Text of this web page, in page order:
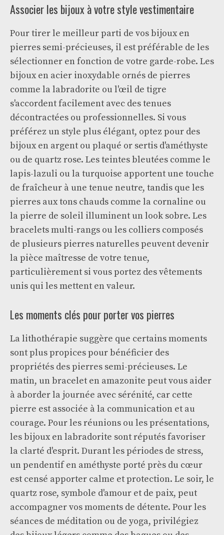
Associer les bijoux à votre style vestimentaire
Pour tirer le meilleur parti de vos bijoux en
pierres semi-précieuses, il est préférable de les
sélectionner en fonction de votre garde-robe. Les
bijoux en acier inoxydable ornés de pierres
comme la labradorite ou l'œil de tigre
s'accordent facilement avec des tenues
décontractées ou professionnelles. Si vous
préférez un style plus élégant, optez pour des
bijoux en argent ou plaqué or sertis d'améthyste
ou de quartz rose. Les teintes bleutées comme le
lapis-lazuli ou la turquoise apportent une touche
de fraîcheur à une tenue neutre, tandis que les
pierres aux tons chauds comme la cornaline ou
la pierre de soleil illuminent un look sobre. Les
bracelets multi-rangs ou les colliers composés
de plusieurs pierres naturelles peuvent devenir
la pièce maîtresse de votre tenue,
particulièrement si vous portez des vêtements
unis qui les mettent en valeur.
Les moments clés pour porter vos pierres
La lithothérapie suggère que certains moments
sont plus propices pour bénéficier des
propriétés des pierres semi-précieuses. Le
matin, un bracelet en amazonite peut vous aider
à aborder la journée avec sérénité, car cette
pierre est associée à la communication et au
courage. Pour les réunions ou les présentations,
les bijoux en labradorite sont réputés favoriser
la clarté d'esprit. Durant les périodes de stress,
un pendentif en améthyste porté près du cœur
est censé apporter calme et protection. Le soir, le
quartz rose, symbole d'amour et de paix, peut
accompagner vos moments de détente. Pour les
séances de méditation ou de yoga, privilégiez